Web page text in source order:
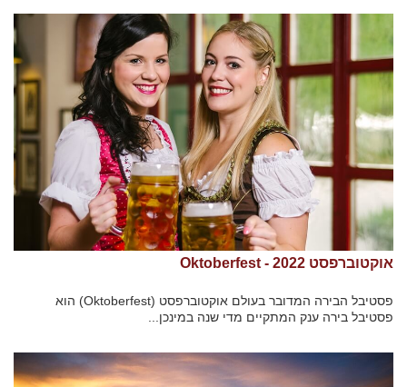
אוקטוברפסט 2022 - Oktoberfest
פסטיבל הבירה המדובר בעולם אוקטוברפסט (Oktoberfest) הוא
פסטיבל בירה ענק המתקיים מדי שנה במינכן...